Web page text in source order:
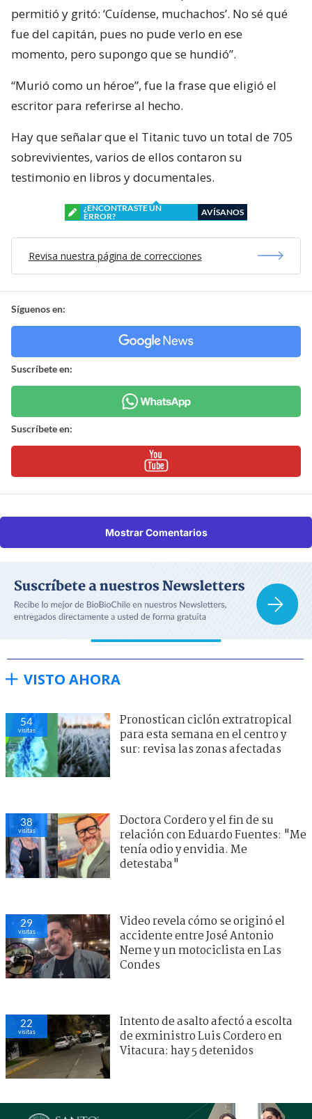
permitió y gritó: ‘Cuídense, muchachos’. No sé qué
fue del capitán, pues no pude verlo en ese
momento, pero supongo que se hundió”.
“Murió como un héroe”, fue la frase que eligió el
escritor para referirse al hecho.
Hay que señalar que el Titanic tuvo un total de 705
sobrevivientes, varios de ellos contaron su
testimonio en libros y documentales.
¿ENCONTRASTE UN
ERROR?
AVÍSANOS
Revisa nuestra página de correcciones
Síguenos en:
Suscríbete en:
Suscríbete en:
Mostrar Comentarios
VISTO AHORA
54
visitas
Pronostican ciclón extratropical
para esta semana en el centro y
sur: revisa las zonas afectadas
38
visitas
Doctora Cordero y el fin de su
relación con Eduardo Fuentes: "Me
tenía odio y envidia. Me
detestaba"
29
visitas
Video revela cómo se originó el
accidente entre José Antonio
Neme y un motociclista en Las
Condes
22
visitas
Intento de asalto afectó a escolta
de exministro Luis Cordero en
Vitacura: hay 5 detenidos